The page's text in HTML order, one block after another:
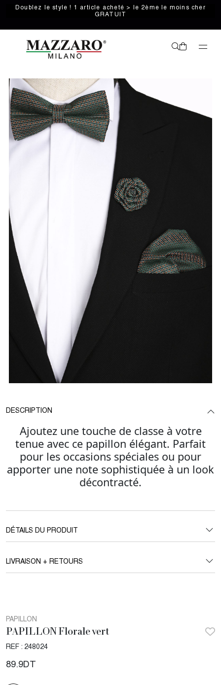
Doublez le style ! 1 article acheté > le 2ème le moins cher
GRATUIT
DESCRIPTION
Ajoutez une touche de classe à votre
tenue avec ce papillon élégant. Parfait
pour les occasions spéciales ou pour
apporter une note sophistiquée à un look
décontracté.
DÉTAILS DU PRODUIT
LIVRAISON + RETOURS
PAPILLON
PAPILLON Florale vert
REF : 248024
89.9DT